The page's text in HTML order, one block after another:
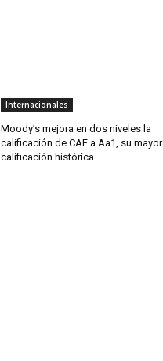
Internacionales
Moody’s mejora en dos niveles la
calificación de CAF a Aa1, su mayor
calificación histórica